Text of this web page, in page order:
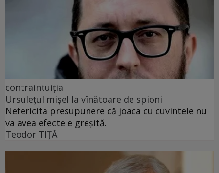
contraintuiția
Ursulețul mișel la vînătoare de spioni
Nefericita presupunere că joaca cu cuvintele nu
va avea efecte e greșită.
Teodor TIŢĂ